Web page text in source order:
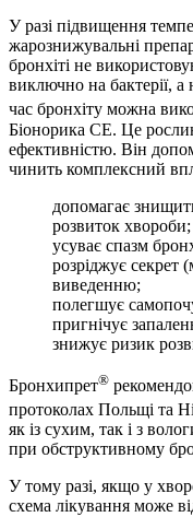
У разі підвищення
жарознижувальні
бронхіті не
виключно на бактерії,
час бронхіту можна
Біонорика СЕ. Це
ефективністю. Він
чинить комплексний
допомагає
розвиток хвороби;
усуває спазм
розріджує секрет
виведенню;
полегшує
пригнічує
знижує ризик
Бронхипрет®
протоколах Польщі та
як із сухим, так і з
при обструктивному
У тому разі, якщо у
схема лікування може